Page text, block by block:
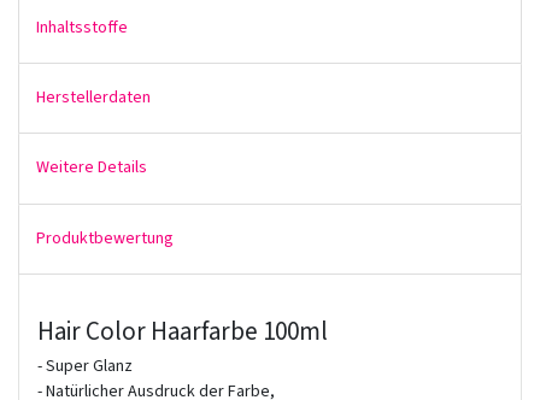
Inhaltsstoffe
Herstellerdaten
Weitere Details
Produktbewertung
Hair Color Haarfarbe 100ml
- Super Glanz
- Natürlicher Ausdruck der Farbe,